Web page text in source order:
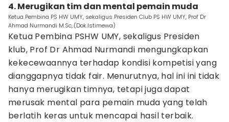
4. Merugikan tim dan mental pemain muda
Ketua Pembina PS HW UMY, sekaligus Presiden Club PS HW UMY, Prof Dr
Ahmad Nurmandi M.Sc,.(Dok.Istimewa)
Ketua Pembina PSHW UMY, sekaligus Presiden
klub, Prof Dr Ahmad Nurmandi mengungkapkan
kekecewaannya terhadap kondisi kompetisi yang
dianggapnya tidak fair. Menurutnya, hal ini ini tidak
hanya merugikan timnya, tetapi juga dapat
merusak mental para pemain muda yang telah
berlatih keras untuk mencapai hasil terbaik.